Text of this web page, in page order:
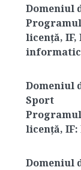
Domeniul
licență, IF,
Domeniul
Sport
licență,
Domeniul